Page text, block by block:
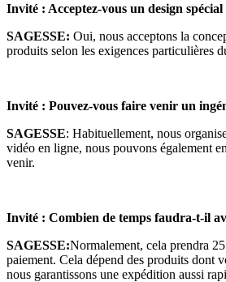
Invité : Acceptez-vous un design spécial
SAGESSE: Oui, nous acceptons la
produits selon les exigences particulières
Invité : Pouvez-vous faire venir un
SAGESSE: Habituellement, nous
vidéo en ligne, nous pouvons également
venir.
Invité : Combien de temps faudra-t-il
SAGESSE:Normalement, cela prendra
paiement. Cela dépend des produits dont
nous garantissons une expédition aussi